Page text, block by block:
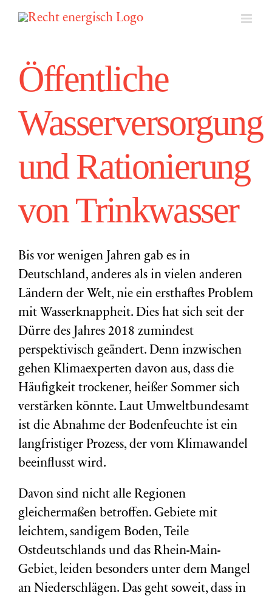
Öffentliche
Wasserversorgung
und Rationierung
von Trinkwasser
Bis vor wenigen Jahren gab es in
Deutschland, anderes als in vielen anderen
Ländern der Welt, nie ein ersthaftes Problem
mit Wasserknappheit. Dies hat sich seit der
Dürre des Jahres 2018 zumindest
perspektivisch geändert. Denn inzwischen
gehen Klimaexperten davon aus, dass die
Häufigkeit trockener, heißer Sommer sich
verstärken könnte. Laut Umweltbundesamt
ist die Abnahme der Bodenfeuchte ist ein
langfristiger Prozess, der vom ⁠Klimawandel⁠
beeinflusst wird.
Davon sind nicht alle Regionen
gleichermaßen betroffen. Gebiete mit
leichtem, sandigem Boden, Teile
Ostdeutschlands und das Rhein-Main-
Gebiet, leiden besonders unter dem Mangel
an Niederschlägen. Das geht soweit, dass in